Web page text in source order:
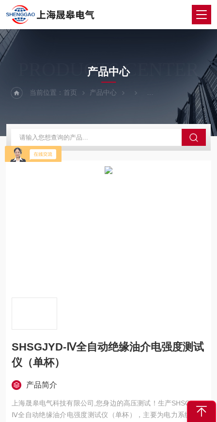
PRODUCTS CENTER
产品中心
当前位置：首页 产品中心 绝缘油介电强度测试仪
SHSGJYD-Ⅳ全自动绝缘油介电强度测试
仪（单杯）
产品简介
上海晟皋电气科技有限公司,您身边的高压测试！生产SHSGJYD-
Ⅳ全自动绝缘油介电强度测试仪（单杯），主要为电力系统的发